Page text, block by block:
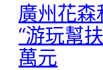
廣州花森
“游玩幫
萬元